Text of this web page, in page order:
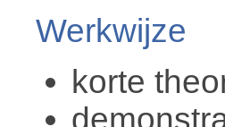
Werkwijze
korte